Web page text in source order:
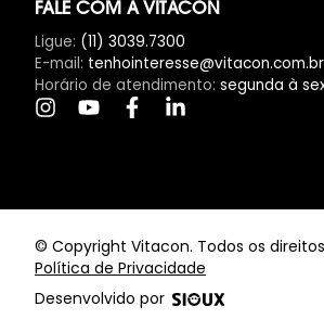
FALE COM A VITACON
Ligue: (11) 3039.7300
E-mail: tenhointeresse@vitacon.com.br
Horário de atendimento: segunda à
© Copyright Vitacon. Todos os
Política de Privacidade
Desenvolvido por